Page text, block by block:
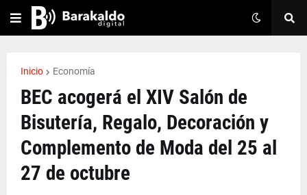
Inicio Economía
BEC acogerá el XIV Salón de
Bisutería, Regalo, Decoración y
Complemento de Moda del 25 al
27 de octubre